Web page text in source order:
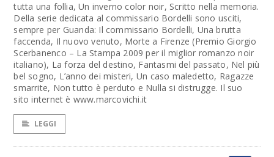
tutta una follia, Un inverno color noir, Scritto nella memoria.
Della serie dedicata al commissario ­Bordelli sono usciti,
sempre per Guanda: Il commissario Bordelli, Una brutta
faccenda, Il nuovo venuto, Morte a Firenze (Premio Giorgio
Scerbanenco – La Stampa 2009 per il miglior romanzo noir
italiano), La forza del destino, Fantasmi del passato, Nel più
bel sogno, L’anno dei misteri, Un caso maledetto, Ragazze
smarrite, Non tutto è perduto e Nulla si distrugge. Il suo
sito internet è www.marcovichi.it
LEGGI